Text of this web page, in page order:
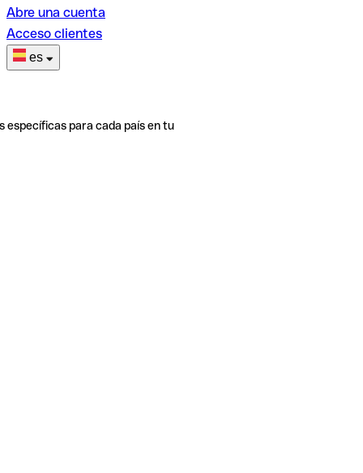
Abre una cuenta
Acceso clientes
es
específicas para cada país en tu